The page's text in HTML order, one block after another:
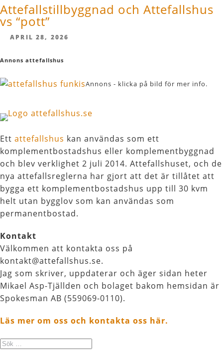
Attefallstillbyggnad och Attefallshus
vs “pott”
APRIL 28, 2026
Annons attefallshus
Annons - klicka på bild för mer info.
Ett attefallshus kan användas som ett
komplementbostadshus eller komplementbyggnad
och blev verklighet 2 juli 2014. Attefallshuset, och de
nya attefallsreglerna har gjort att det är tillåtet att
bygga ett komplementbostadshus upp till 30 kvm
helt utan bygglov som kan användas som
permanentbostad.
Kontakt
Välkommen att kontakta oss på
kontakt@attefallshus.se.
Jag som skriver, uppdaterar och äger sidan heter
Mikael Asp-Tjällden och bolaget bakom hemsidan är
Spokesman AB (559069-0110).
Läs mer om oss och kontakta oss här.